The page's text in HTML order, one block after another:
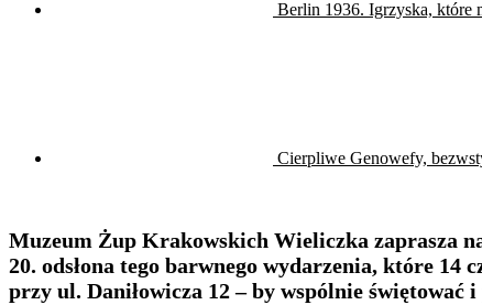
Berlin 1936. Igrzyska, które
Cierpliwe Genowefy,
Muzeum Żup Krakowskich Wieliczka zaprasza
20. odsłona tego barwnego wydarzenia, które
przy ul. Daniłowicza 12 – by wspólnie